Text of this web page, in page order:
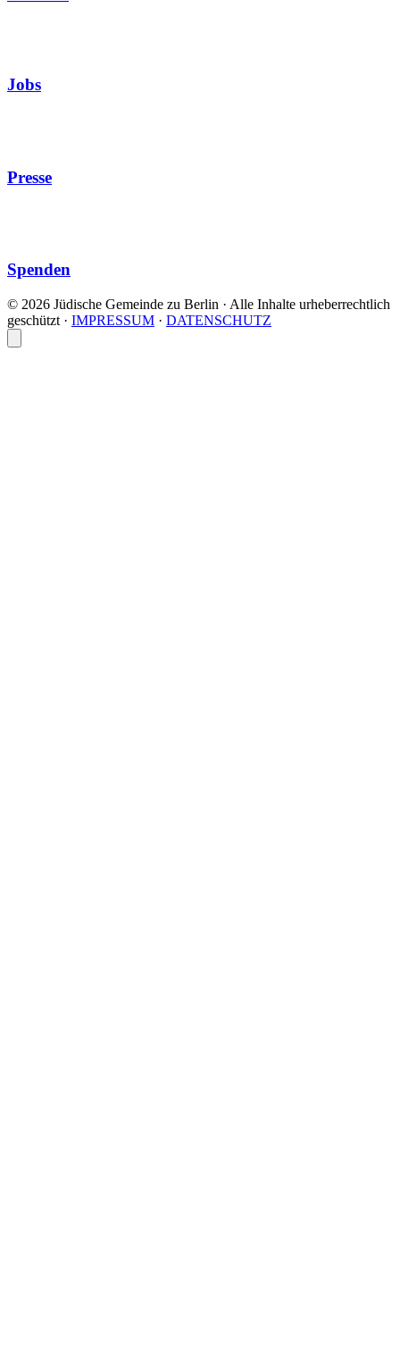
Jobs
Presse
Spenden
© 2026 Jüdische Gemeinde zu Berlin · Alle Inhalte urheberrechtlich
geschützt · IMPRESSUM · DATENSCHUTZ